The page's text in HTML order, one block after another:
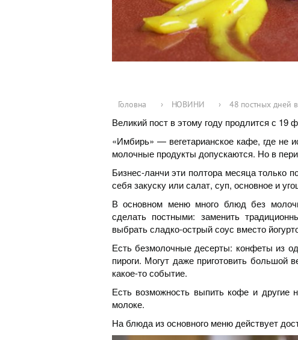
Головна › НОВИНИ › 48 постных дней
Великий пост в этому году продлится с 19
«Имбирь» — вегетарианское кафе, где не
молочные продукты допускаются. Но в
Бизнес-ланчи эти полтора месяца только
себя закуску или салат, суп, основное и
В основном меню много блюд без
сделать постными: заменить
выбрать сладко-острый соус вместо
Есть безмолочные десерты: конфеты из
пироги. Могут даже приготовить большой
какое-то событие.
Есть возможность выпить кофе и другие
молоке.
На блюда из основного меню действует